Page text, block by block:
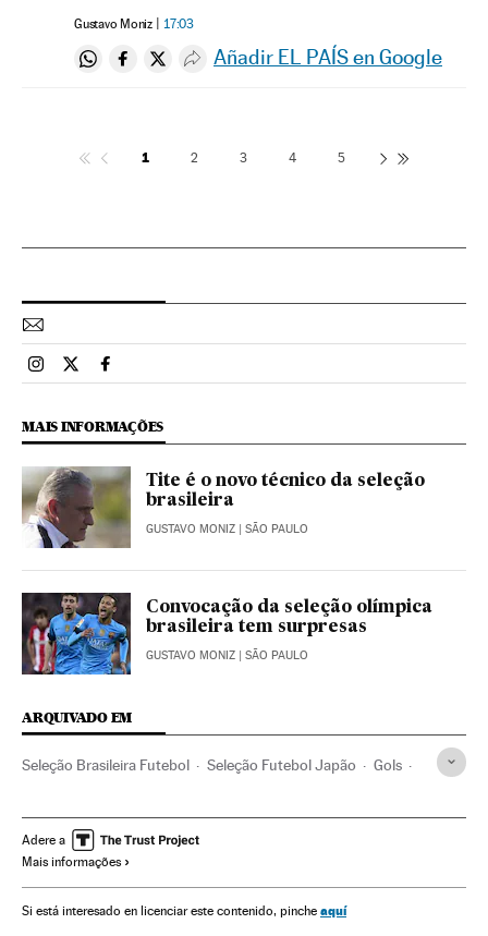
Gustavo Moniz 17:03
Compartir en Whatsapp
Compartir en Facebook
Compartir en Twitter
Desplegar Redes Sociales
Añadir EL PAÍS en Google
1 2 3 4 5
Esportes El País Brasil en Instagram
Esportes El País Brasil en Twitter
Esportes El País Brasil en Facebook
MAIS INFORMAÇÕES
Tite é o novo técnico da seleção
brasileira
GUSTAVO MONIZ | SÃO PAULO
Convocação da seleção olímpica
brasileira tem surpresas
GUSTAVO MONIZ | SÃO PAULO
ARQUIVADO EM
Seleção Brasileira Futebol Seleção Futebol Japão Gols
Amigáveis futebol Resultados desportivos
Jogos futebol
Partidos amistosos Jogadores Brasil Futebol
Adere a
Mais informações
Si está interesado en licenciar este contenido, pinche aquí